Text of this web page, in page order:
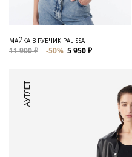
МАЙКА В РУБЧИК PALISSA
11 900 ₽ -50% 5 950 ₽
АУТЛЕТ